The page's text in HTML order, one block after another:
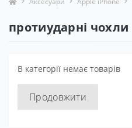
протиударні чохли
В категорії немає товарів
Продовжити